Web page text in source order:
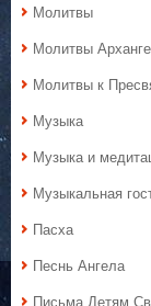
Молитвы
Молитвы
Молитвы к
Музыка
Музыка и
Музыкальная
Пасха
Песнь Ангела
Письма Детям